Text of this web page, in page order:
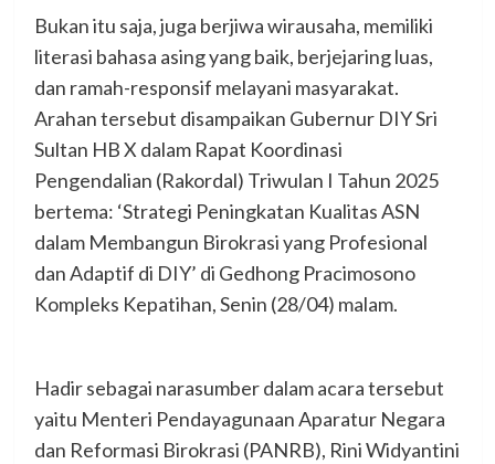
Bukan itu saja, juga berjiwa wirausaha, memiliki
literasi bahasa asing yang baik, berjejaring luas,
dan ramah-responsif melayani masyarakat.
Arahan tersebut disampaikan Gubernur DIY Sri
Sultan HB X dalam Rapat Koordinasi
Pengendalian (Rakordal) Triwulan I Tahun 2025
bertema: ‘Strategi Peningkatan Kualitas ASN
dalam Membangun Birokrasi yang Profesional
dan Adaptif di DIY’ di Gedhong Pracimosono
Kompleks Kepatihan, Senin (28/04) malam.
Hadir sebagai narasumber dalam acara tersebut
yaitu Menteri Pendayagunaan Aparatur Negara
dan Reformasi Birokrasi (PANRB), Rini Widyantini